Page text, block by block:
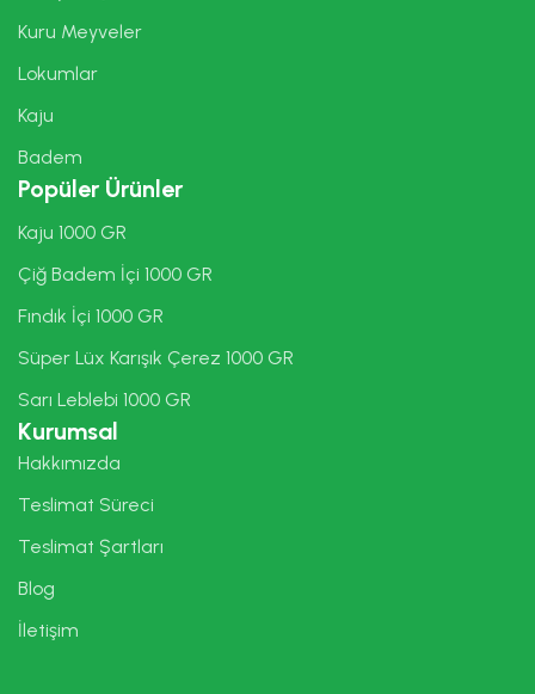
Kuru Meyveler
Lokumlar
Kaju
Badem
Popüler Ürünler
Kaju 1000 GR
Çiğ Badem İçi 1000 GR
Fındık İçi 1000 GR
Süper Lüx Karışık Çerez 1000 GR
Sarı Leblebi 1000 GR
Kurumsal
Hakkımızda
Teslimat Süreci
Teslimat Şartları
Blog
İletişim